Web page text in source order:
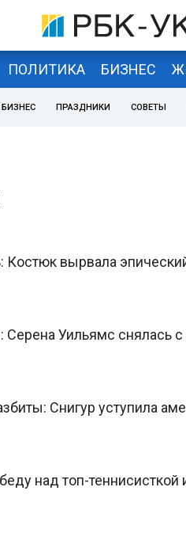
ПОЛИТИКА БИЗНЕС
ПРАЗДНИКИ СОВЕТЫ
вырвала
Уильямс снялась
Снигур уступила
над топ-теннисисткой